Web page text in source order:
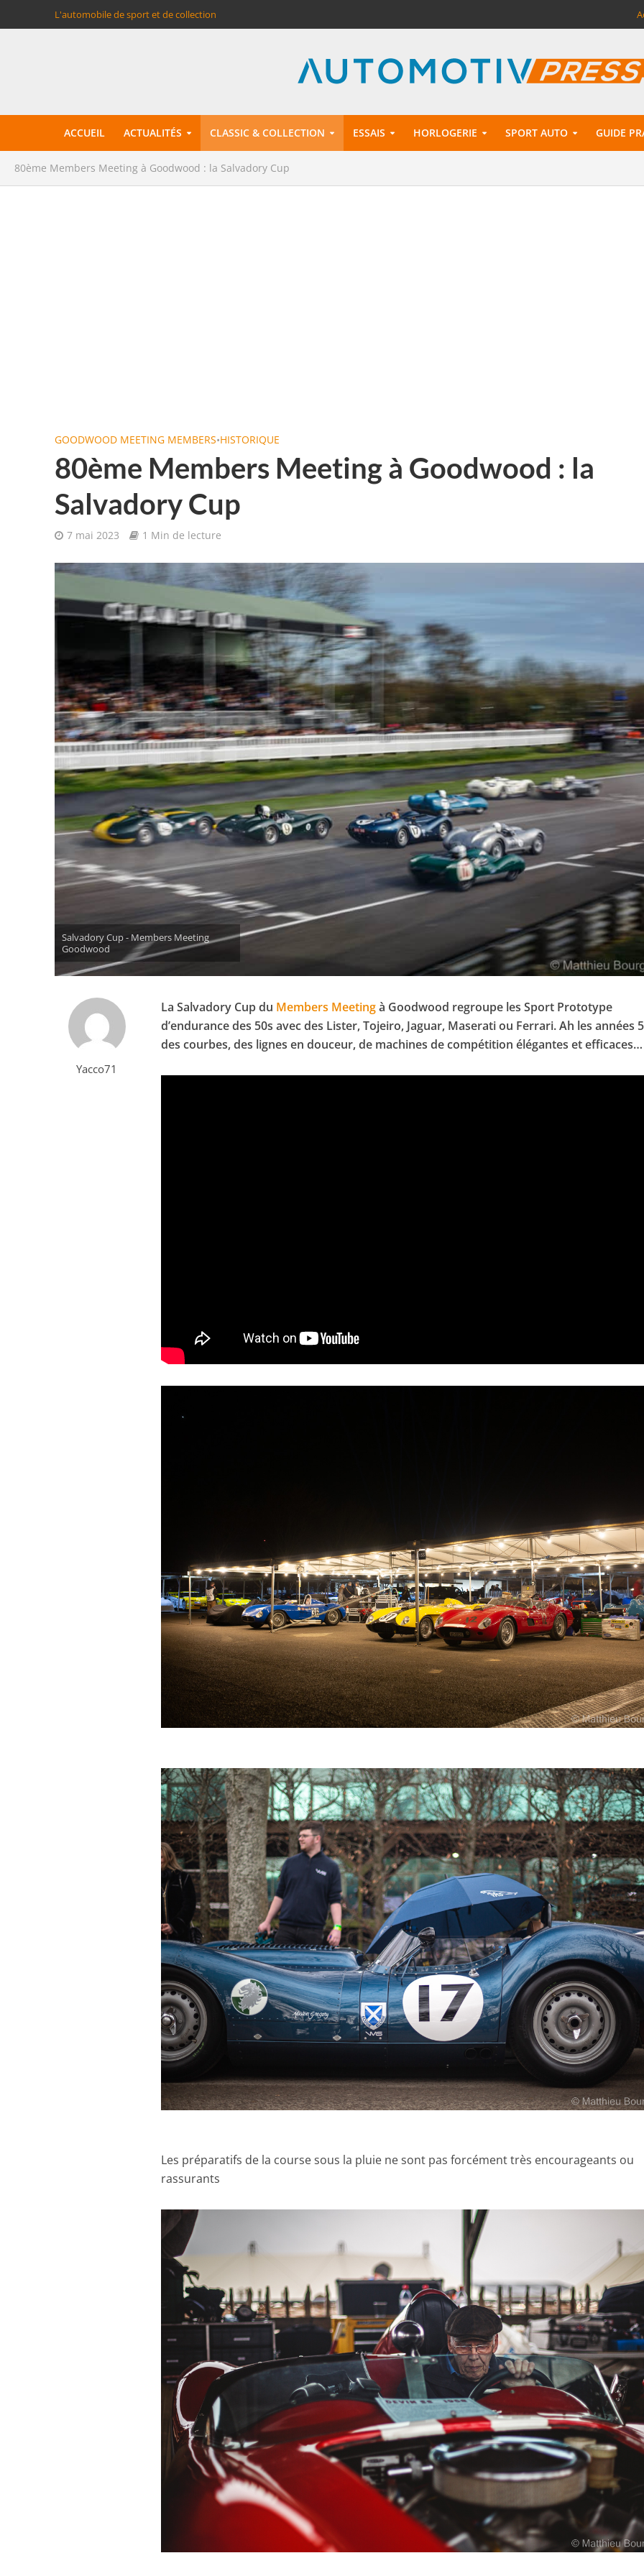
L'automobile de sport et de collection
ACCUEIL ACTUALITÉS CLASSIC & COLLECTION ESSAIS HORLOGERIE SPORT AUTO GUIDE
80ème Members Meeting à Goodwood : la Salvadory Cup
GOODWOOD MEETING MEMBERS•HISTORIQUE
80ème Members Meeting à Goodwood : la
Salvadory Cup
7 mai 2023 1 Min de lecture
Salvadory Cup - Members Meeting
Goodwood
Yacco71
La Salvadory Cup du Members Meetingà Goodwood regroupe les Sport Prototype
d’endurance des 50s avec des Lister, Tojeiro, Jaguar, Maserati ou Ferrari.Ah les années
des courbes, des lignes en douceur, de machines de compétition élégantes et efficaces…
Les préparatifs de la course sous la pluie ne sont pas forcément très encourageants ou
rassurants